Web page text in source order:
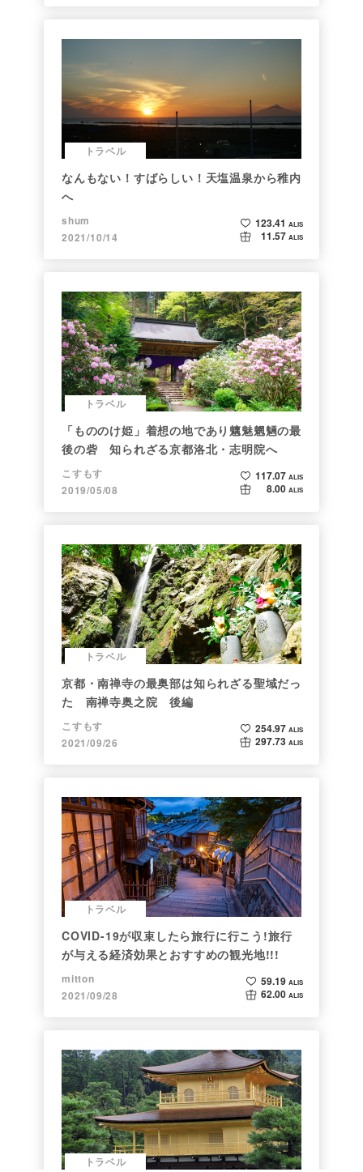
トラベル
なんもない！すばらしい！天塩温泉から稚内
へ
shum
2021/10/14
123.41 ALIS
11.57 ALIS
トラベル
「もののけ姫」着想の地であり魑魅魍魎の最
後の砦 知られざる京都洛北・志明院へ
こすもす
2019/05/08
117.07 ALIS
8.00 ALIS
トラベル
京都・南禅寺の最奥部は知られざる聖域だっ
た 南禅寺奥之院 後編
こすもす
2021/09/26
254.97 ALIS
297.73 ALIS
トラベル
COVID-19が収束したら旅行に行こう!旅行
が与える経済効果とおすすめの観光地!!!
mitton
2021/09/28
59.19 ALIS
62.00 ALIS
トラベル